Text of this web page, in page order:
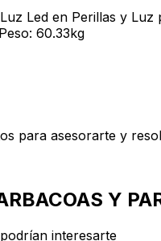
Led en Perillas y
60.33kg
para asesorarte y
Y
interesarte